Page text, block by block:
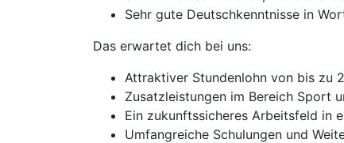
Sehr gute Deutschkenntnisse in
Das erwartet dich bei uns:
Attraktiver Stundenlohn von bis zu
Zusatzleistungen im Bereich Sport
Ein zukunftssicheres Arbeitsfeld in
Umfangreiche Schulungen und